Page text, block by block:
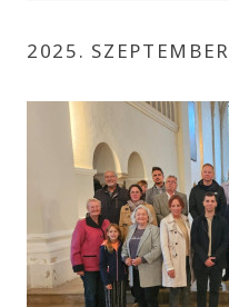
2025.